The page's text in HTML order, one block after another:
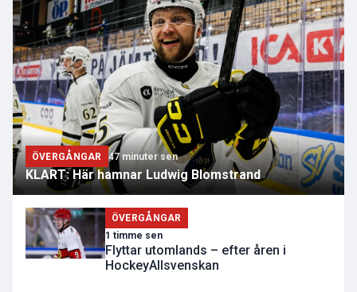
ÖVERGÅNGAR 47 minuter sen
KLART: Här hamnar Ludwig Blomstrand
ÖVERGÅNGAR
1 timme sen
Flyttar utomlands – efter åren i
HockeyAllsvenskan